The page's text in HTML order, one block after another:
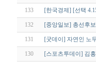
133 [한국경제] [선택
132 [중앙일보] 총선후
131 [굿데이] 자연인 노
130 [스포츠투데이] 김